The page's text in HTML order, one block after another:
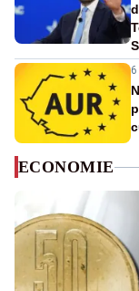
6
ECONOMIE